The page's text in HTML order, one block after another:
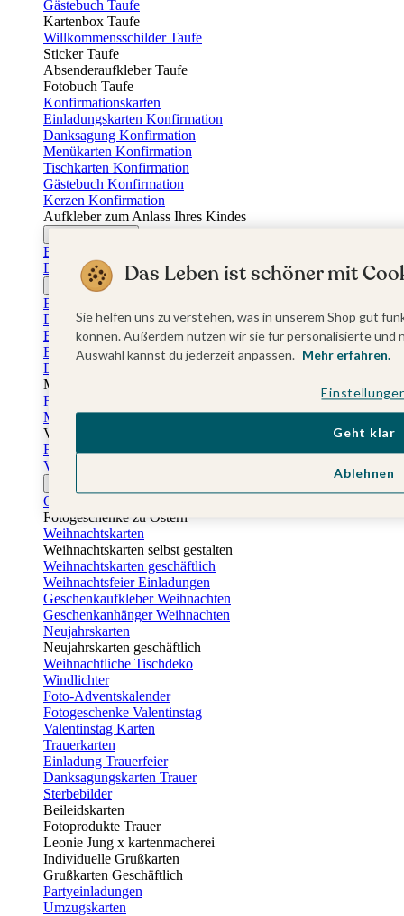
Gästebuch Taufe
Kartenbox Taufe
Willkommensschilder Taufe
Sticker Taufe
Absenderaufkleber Taufe
Fotobuch Taufe
Konfirmationskarten
Einladungskarten Konfirmation
Danksagung Konfirmation
Menükarten Konfirmation
Tischkarten Konfirmation
Gästebuch Konfirmation
Kerzen Konfirmation
Aufkleber zum Anlass Ihres Kindes
Einladungskarten Firmung
Dankeskarten Firmung
Jugendweihekarten
Einladungskarten Jugendweihe
Dankeskarten Jugendweihe
Einschulungskarten
Einladungskarten Einschulung
Danksagung Einschulung
Muttertag
Fotogeschenke Muttertag
Muttertagskarten
Vatertag
Fotogeschenke Vatertag
Vatertagskarten
Osterkarten
Fotogeschenke zu Ostern
Weihnachtskarten
Weihnachtskarten selbst gestalten
Weihnachtskarten geschäftlich
Weihnachtsfeier Einladungen
Geschenkaufkleber Weihnachten
Geschenkanhänger Weihnachten
Neujahrskarten
Neujahrskarten geschäftlich
Weihnachtliche Tischdeko
Windlichter
Foto-Adventskalender
Fotogeschenke Valentinstag
Valentinstag Karten
Trauerkarten
Einladung Trauerfeier
Danksagungskarten Trauer
Sterbebilder
Beileidskarten
Fotoprodukte Trauer
Leonie Jung x kartenmacherei
Individuelle Grußkarten
Grußkarten Geschäftlich
Partyeinladungen
Umzugskarten
Das Leben ist schöner mit
Sie helfen uns zu verstehen, was in unserem Shop gut
können. Außerdem nutzen wir sie für personalisierte
Auswahl kannst du jederzeit anpassen. Mehr erfahren.
Ablehnen
Geht klar